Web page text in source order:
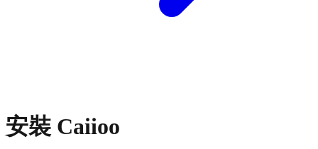
安裝 Caiioo